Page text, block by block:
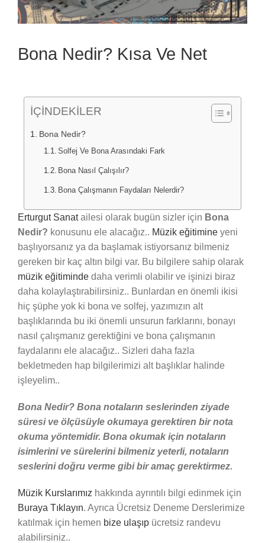
Bona Nedir? Kısa Ve Net
İÇİNDEKİLER
Bona Nedir?
Solfej Ve Bona Arasındaki Fark
Bona Nasıl Çalışılır?
Bona Çalışmanın Faydaları Nelerdir?
Erturgut Sanatailesi olarak bugün sizler için Bona
Nedir? konusunu ele alacağız.. Müzik eğitimineyeni
başlıyorsanız ya da başlamak istiyorsanız bilmeniz
gereken bir kaç altın bilgi var. Bu bilgilere sahip olarak
müzik eğitimindedaha verimli olabilir ve işinizi biraz
daha kolaylaştırabilirsiniz.. Bunlardan en önemli ikisi
hiç şüphe yok ki bona ve solfej, yazımızın alt
başlıklarında bu iki önemli unsurun farklarını, bonayı
nasıl çalışmanız gerektiğini ve bona çalışmanın
faydalarını ele alacağız.. Sizleri daha fazla
bekletmeden hap bilgilerimizi alt başlıklar halinde
işleyelim..
Bona Nedir? Bona notaların seslerinden ziyade
süresive ölçüsüyleokumaya gerektiren bir nota
okuma yöntemidir. Bona okumak için notaların
isimlerini ve sürelerini bilmeniz yeterli, notaların
seslerini doğru verme gibi bir amaç gerektirmez.
Müzik Kurslarımız hakkında ayrıntılı bilgi edinmek için
Buraya Tıklayın. Ayrıca Ücretsiz Deneme Derslerimize
katılmak için hemen bize ulaşıpücretsiz randevu
alabilirsiniz..